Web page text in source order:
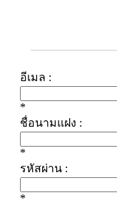
อีเมล :
*
ชื่อนามแฝง :
*
รหัสผ่าน :
*